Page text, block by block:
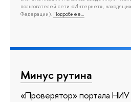
пользователей сети «Интернет»,
Федерации). Подробнее…
Минус рутина
«Проверятор» портала